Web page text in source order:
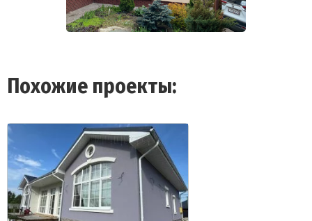
Похожие проекты: